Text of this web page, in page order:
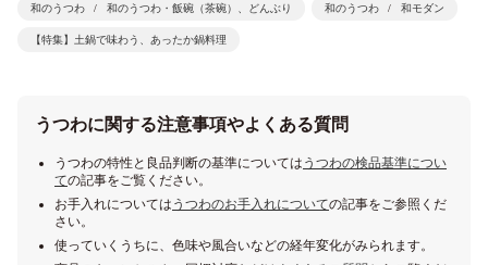
和のうつわ 和のうつわ・飯碗（茶碗）、どんぶり 和のうつわ 和モダン
【特集】土鍋で味わう、あったか鍋料理
うつわに関する注意事項やよくある質問
うつわの特性と良品判断の基準については うつわの検品基準につい
ての記事をご覧ください。
お手入れについては うつわのお手入れについての記事をご参照くだ
さい。
使っていくうちに、色味や風合いなどの経年変化がみられます。